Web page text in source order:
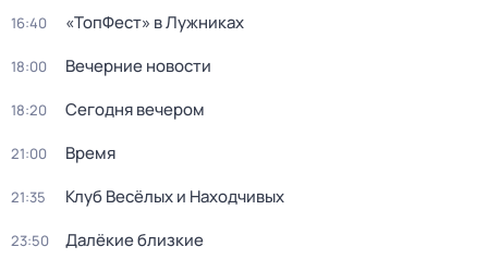
16:40 «ТопФест» в Лужниках
18:00 Вечерние новости
18:20 Сегодня вечером
21:00 Время
21:35 Клуб Весёлых и Находчивых
23:50 Далёкие близкие